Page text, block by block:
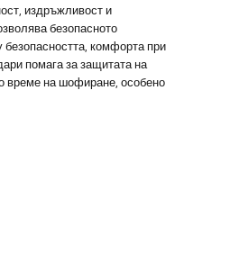
издръжливост и
безопасното
комфорта при
помага за защитата на
време на шофиране, особено